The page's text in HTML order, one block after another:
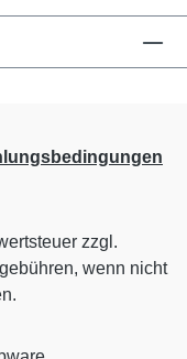
zzgl.
wenn nicht